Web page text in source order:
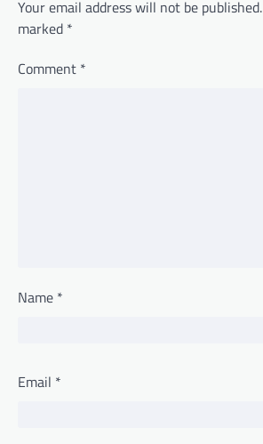
Your email address will not be published.
marked *
Comment *
Name *
Email *